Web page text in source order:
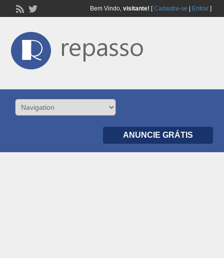
Bem Vindo, visitante! [Cadastre-se Entrar]
ANUNCIE GRÁTIS